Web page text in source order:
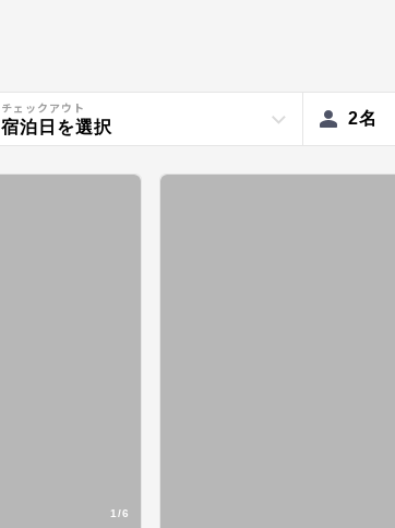
チェックアウト
宿泊日を選択 2名
1/6